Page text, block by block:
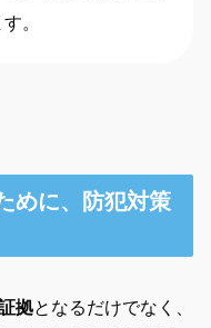
。
めに、防犯対策
拠となるだけでなく、